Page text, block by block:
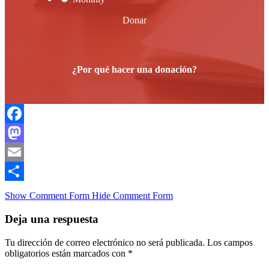
Donar
¿Por qué hacer una donación?
Facebook
Mastodon
Email
Compartir
Show Comment Form Hide Comment Form
Deja una respuesta
Tu dirección de correo electrónico no será publicada. Los campos
obligatorios están marcados con *